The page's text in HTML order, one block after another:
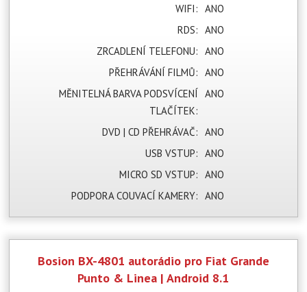
WIFI:
ANO
RDS:
ANO
ZRCADLENÍ TELEFONU:
ANO
PŘEHRÁVÁNÍ FILMŮ:
ANO
MĚNITELNÁ BARVA PODSVÍCENÍ
TLAČÍTEK:
ANO
DVD | CD PŘEHRÁVAČ:
ANO
USB VSTUP:
ANO
MICRO SD VSTUP:
ANO
PODPORA COUVACÍ KAMERY:
ANO
Bosion BX-4801 autorádio pro Fiat Grande
Punto & Linea | Android 8.1